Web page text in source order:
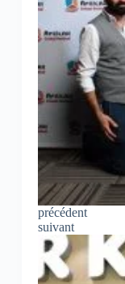
précédent
suivant